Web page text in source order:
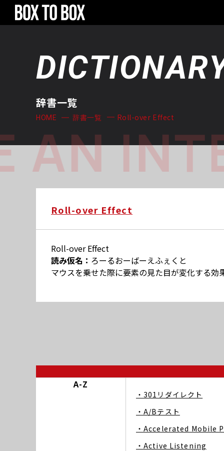
辞書一覧
HOME 辞書一覧 Roll-over Effect
Roll-over Effect
Roll-over Effect
読み仮名： ろーるおーばーえふぇくと
マウスを乗せた際に要素の見た目が変化する効
A-Z
・301リダイレクト
・A/Bテスト
・Accelerated Mobile
・Active Listening